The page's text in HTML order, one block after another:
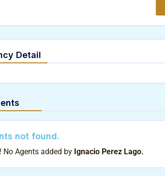
Detail
not found.
No Agents added by Ignacio Perez Lago.